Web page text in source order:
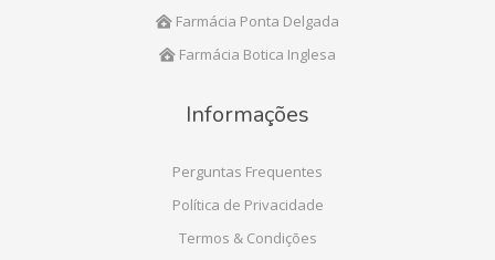
Farmácia Ponta Delgada
Farmácia Botica Inglesa
Informações
Perguntas Frequentes
Política de Privacidade
Termos & Condições